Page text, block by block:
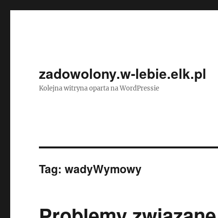
zadowolony.w-lebie.elk.pl
Kolejna witryna oparta na WordPressie
Tag:wadyWymowy